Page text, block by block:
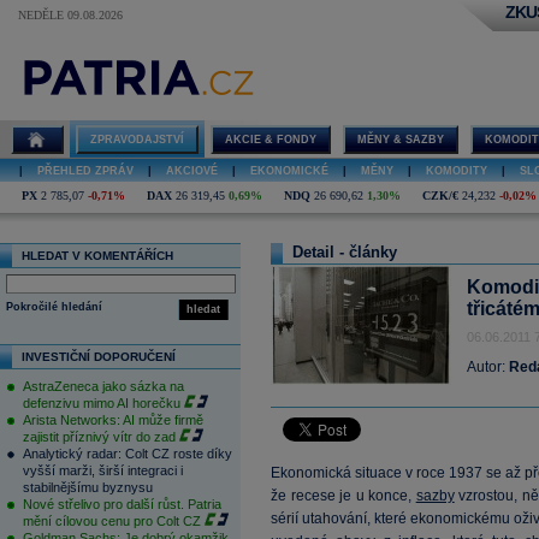
NEDĚLE 09.08.2026
ZPRAVODAJSTVÍ AKCIE & FONDY MĚNY & SAZBY
PŘEHLED ZPRÁV AKCIOVÉ EKONOMICKÉ MĚNY KOMODITY
PX 2 785,07 -0,71% DAX 26 319,45 0,69% NDQ 26 690,62 1,30% CZK/€ 24,232 -0,02%
HLEDAT V KOMENTÁŘÍCH
hledat
Pokročilé hledání
INVESTIČNÍ DOPORUČENÍ
AstraZeneca jako sázka na
defenzivu mimo AI horečku
Arista Networks: AI může firmě
zajistit příznivý vítr do zad
Analytický radar: Colt CZ roste díky
vyšší marži, širší integraci i
stabilnějšímu byznysu
Nové střelivo pro další růst. Patria
mění cílovou cenu pro Colt CZ
Detail - články
06.06.2011
Autor:
Ekonomická situace v roce 1937 se až
že recese je u konce, sazbyvzrostou,
sérií utahování, které ekonomickému